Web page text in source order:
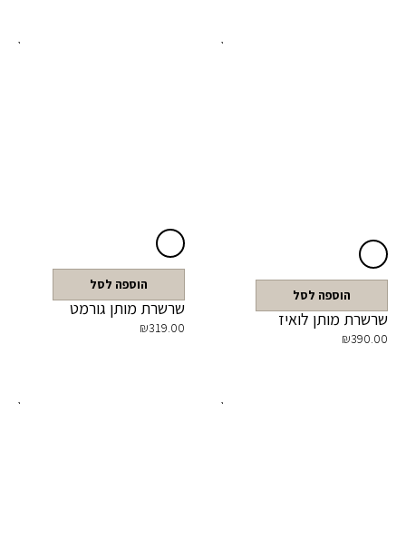
הוספה לסל
שרשרת מותן לואיז
₪390.00
הוספה לסל
שרשרת מותן גורמט
₪319.00